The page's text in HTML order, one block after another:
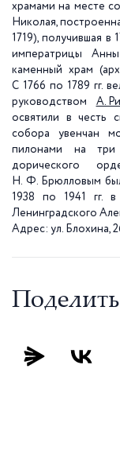
храмами на месте
Николая,
1719), получившая в
императрицы
каменный храм
С 1766 по 1789 гг.
руководством А.
освятили в честь
собора увенчан
пилонами на три
дорического
Н. Ф. Брюлловым
1938 по 1941 гг.
Ленинградского
Адрес: ул. Блохина,